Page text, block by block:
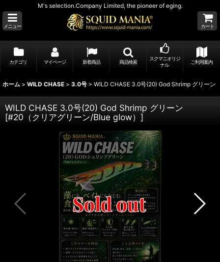
M's selection.Company Limited, the pioneer of eging.
メニュー カート
カテゴリ マイページ 新着商品 商品検索
スクマニオリジ
ナル
ご利用案内
ホーム > WILD CHASE > 3.0号 > WILD CHASE 3.0号(20) God Shrimp グリーン
WILD CHASE 3.0号(20) God Shrimp グリーン
[#20（クリアグリーン/Blue glow） ]